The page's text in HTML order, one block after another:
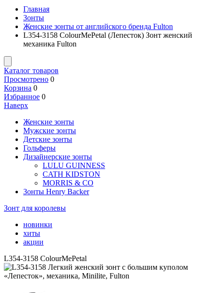
Главная
Зонты
Женские зонты от английского бренда Fulton
L354-3158 ColourMePetal (Лепесток) Зонт женский
механика Fulton
Каталог товаров
Просмотрено 0
Корзина 0
Избранное 0
Наверх
Женские зонты
Мужские зонты
Детские зонты
Гольферы
Дизайнерские зонты
LULU GUINNESS
CATH KIDSTON
MORRIS & CO
Зонты Henry Backer
Зонт для королевы
новинки
хиты
акции
L354-3158 ColourMePetal